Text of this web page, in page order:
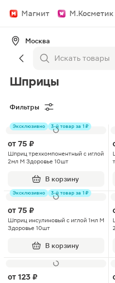
Магнит М.Косметик
Москва
Шприцы
Фильтры
Эксклюзивно 3-й товар за 1 ₽
от 75 ₽
Шприц трехкомпонентный с иглой
2мл М Здоровье 10шт
В корзину
Эксклюзивно 3-й товар за 1 ₽
от 75 ₽
Шприц инсулиновый с иглой 1мл М
Здоровье 10шт
В корзину
от 123 ₽